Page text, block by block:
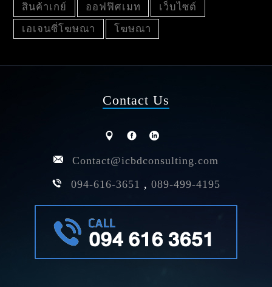
สินค้าเกย์
ออฟฟิศเมท
เว็บไซต์
เอเจนซี่โฆษณา
โฆษณา
Contact Us
Contact@icbdconsulting.com
094-616-3651 , 089-499-4195